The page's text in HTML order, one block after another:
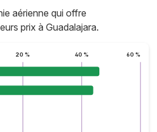
aérienne qui offre
prix à Guadalajara.
20 % 40 % 60 %